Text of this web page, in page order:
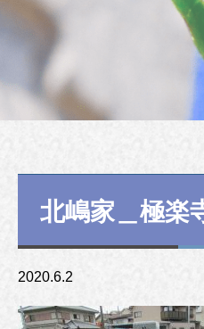
北嶋家＿極楽
2020.6.2